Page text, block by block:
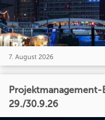
7. August 2026
Projektmanagement-
29./30.9.26